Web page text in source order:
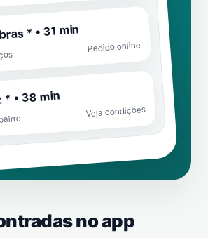
* • 31 min
Pedido online
• 38 min
Veja condições
no app